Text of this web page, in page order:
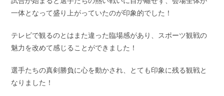
一体となって盛り上がっていたのが印象的でした！
テレビで観るのとはまた違った臨場感があり、スポーツ観戦の
魅力を改めて感じることができました！
選手たちの真剣勝負に心を動かされ、とても印象に残る観戦と
なりました！